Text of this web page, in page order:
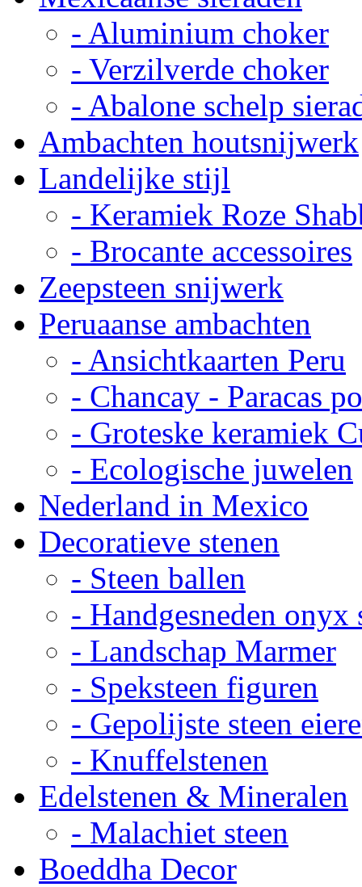
- Aluminium choker
- Verzilverde choker
- Abalone schelp
Ambachten houtsnijwerk
Landelijke stijl
- Keramiek Roze
- Brocante accessoires
Zeepsteen snijwerk
Peruaanse ambachten
- Ansichtkaarten Peru
- Chancay - Paracas
- Groteske keramiek
- Ecologische juwelen
Nederland in Mexico
Decoratieve stenen
- Steen ballen
- Handgesneden onyx
- Landschap Marmer
- Speksteen figuren
- Gepolijste steen
- Knuffelstenen
Edelstenen & Mineralen
- Malachiet steen
Boeddha Decor